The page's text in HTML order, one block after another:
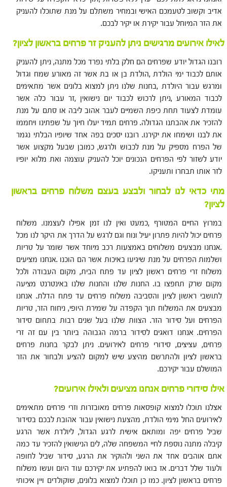
אדיב וקשוב לטעמכם האישי ובמחיר משתלם על מנת שתוכלו להעניק
את הזר המיוחל עבור יקירת או יקיר לבכם.
לאילו אירועים מרגישים ניתן להעניק זר פרחים בראשון לציון?
רובנו הגדול יודע שפרחים הם חלק בלתי נפרד מכל מתנה, ניתן להעניק
אותם לכבוד ימי הולדת ,הולדת בן או בת אשר זה מאורע שמח וגדול
ומרגש עבור היולדת ,בחנות שלנו ניתן למצוא בלונים אשר מתאימים
לכבוד המאורע ,ניתן לרכוש לכבוד יום נישואין ,זר עבור כלה אשר
עומדת לצעוד תחת כיפת השמיים לעבר אהוב ליבה או סתם על מנת
להזכיר את אהבתנו הגדולה. פרחים תמיד יעלו חיוך על שפתינו ויחממו
את לבנו ושימחו את יקירנו. רובנו יסכים בפה אחד שיופיו הבלתי נגמר
של הפרח מספיק על מנת לכבוש ולרגש, כמובן שבעל מקצוע אשר
יודע לשזור לפי הפרחים הנכונים יוכל להעניק עוצמה ואת מלוא יופיו
לזר אותו תבחרו ותעניקו.
מתי כדאי לנו לבחור ולבצע בעצם משלוח פרחים בראשון
לציון?
במרוץ החיים המטורף ,כמעט ואין לנו זמן אפילו לעצמנו. משלוח
פרחים יכול להיות פתרון יעיל ונוח וגם לרגש על הדרך את היקר לנו מכל
.אנחנו מבצעים משלוחים באמצעות רכב מיוחד אשר שומר על טריות
ושלמות הפרחים על מנת שיגיעו באיכות אשר הם הוכנו .אנחנו מציעים
משלוח זרי פרחים ראשון לציון עד פתח הבית, מקום העבודה ולכל
מקום שרק תחפצו בו. החנות שלנו והחנות שלנו באינטרנט מציעה
לתושבי ראשון לציון והסביבה משלוח פרחים עד פתח הדלת. אנחנו
מבצעים את המשלוח תוך הקפדה על שמירת היופי, ניחוח הזר, טריות
הפרחים ועל סידור הזר. הצוות שלנו בעל שנים רבות בתחום סידור
הפרחים. אנחנו דואגים לסידור ברמה הגבוהה ביותר בין עם זה זרי
פרחים, עציצים, סידורי פרחים לאירועים. ניתן לבקר בחנות פרחים
בראשון לציון ולהתרשם מהיצע שיש למקום להציע ולבחור את הזר
המושלם עבור יקירכם.
אילו סידורי פרחים אנחנו מציעים ולאילו אירועים?
אצלנו תוכלו למצוא קופסאות פרחים מאובזרות וזרי פרחים מתאימים
לאירועים החל מימי הולדת, מהצעת נישואין עבור אהובת לבכם בסידור
שביל פרחים יפה ומותאם אישית לרגע הגדול, ליולדת אשר הרגע
קיבלה מתנה נוספת לחיי המשפחה שלה, לים הנישואין להזכיר עד כמה
אתם אוהבים אחד את השני ולהוקיר את הרגע, סידור שביל לחופה
ולעוד שלל דברים. אז בואו להפתיע את יקירכם עוד היום ועשו משלוח
פרחים בראשון לציון. כמו כן תוכלו למצוא בלונים, שוקולדים ויין איכותי